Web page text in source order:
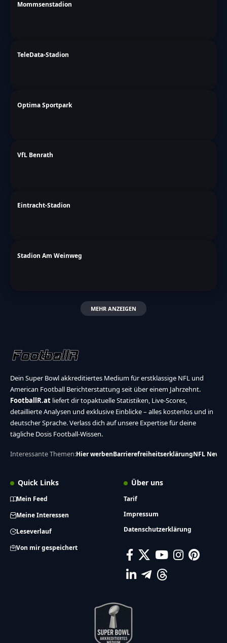
Mommsenstadion
TeleData-Stadion
Optima Sportpark
VfL Benrath
Eintracht-Stadion
Stadion Am Weinweg
MEHR ANZEIGEN
Dein Super Bowl akkreditiertes Medium für erstklassige NFL und
American Football Berichterstattung seit über einem Jahrzehnt.
FootballR.at liefert dir topaktuelle Statistiken, Live-Scores,
detaillierte Analysen und exklusive Einblicke – alles kostenlos und in
deutscher Sprache. Verlass dich auf unsere Expertise für deine
tägliche Dosis Football-Wissen.
Interessante Themen:Hier werbenBarrierefreiheitserklärungNFL News
Quick Links
Mein Feed
Meine Interessen
Leseverlauf
Von mir gespeichert
Über uns
Tarif
Impressum
Datenschutzerklärung